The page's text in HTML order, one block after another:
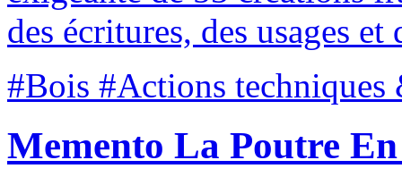
des écritures, des usages
#Bois #Actions techniques
Memento La Poutre